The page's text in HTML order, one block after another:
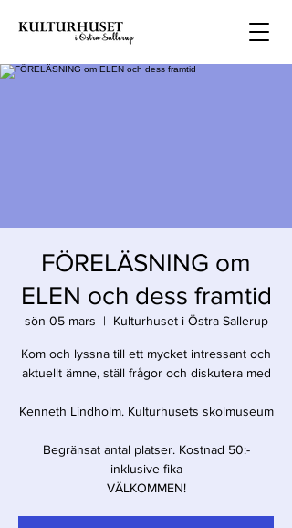
FÖRELÄSNING om
ELEN och dess framtid
sön 05 mars
  |
Kulturhuset i Östra Sallerup
Kom och lyssna till ett mycket intressant och
aktuellt ämne, ställ frågor och diskutera med
Kenneth Lindholm. Kulturhusets skolmuseum
Begränsat antal platser. Kostnad 50:-
inklusive fika
VÄLKOMMEN!